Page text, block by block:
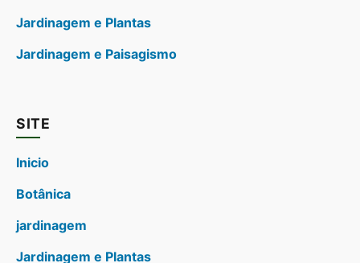
Jardinagem e Plantas
Jardinagem e Paisagismo
SITE
Inicio
Botânica
jardinagem
Jardinagem e Plantas